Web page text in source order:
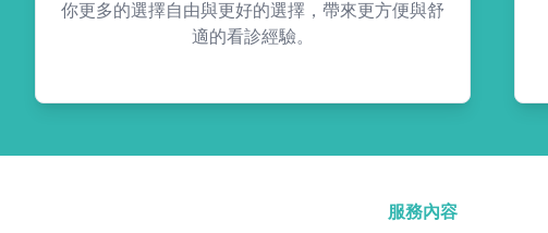
你更多的選擇自由與更好的選擇，帶來更方便與舒
適的看診經驗。
服務內容